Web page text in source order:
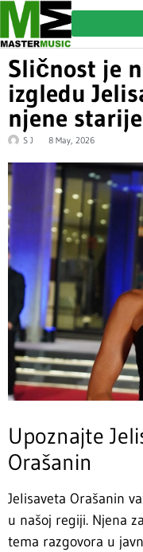
Sličnost je
izgledu
njene
S J 8 May, 2026
Upoznajte
Orašanin
Jelisaveta Orašanin
u našoj regiji. Njena
tema razgovora u